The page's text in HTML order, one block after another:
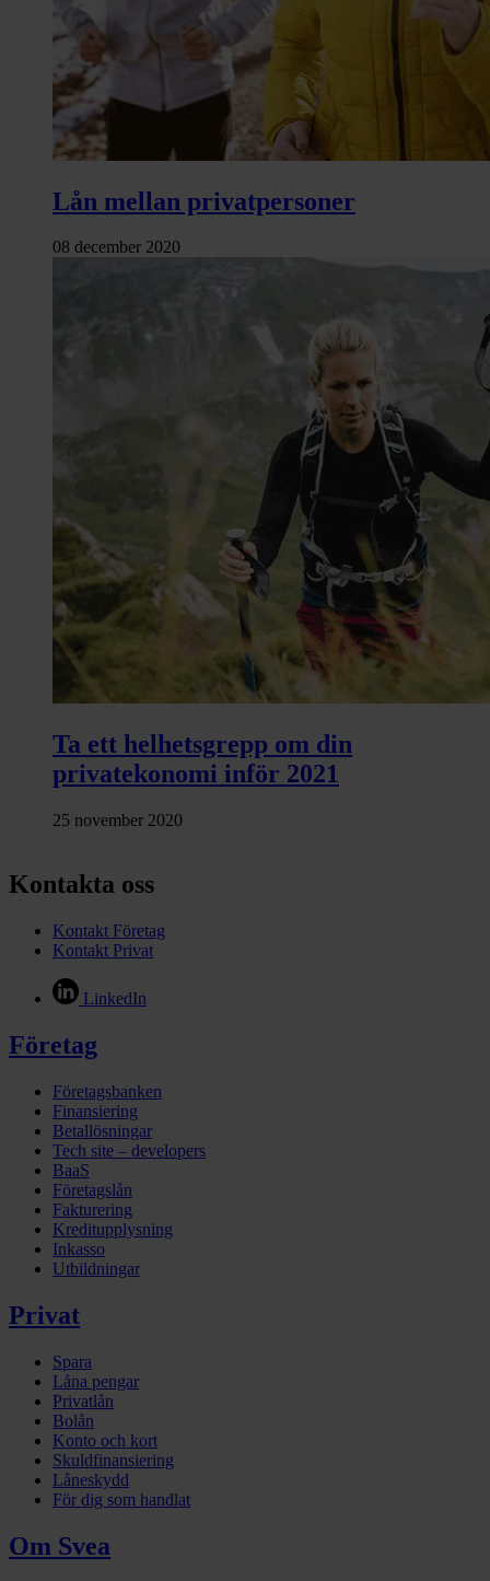
Lån mellan privatpersoner
08 december 2020
Ta ett helhetsgrepp om din
privatekonomi inför 2021
25 november 2020
Kontakta oss
Kontakt Företag
Kontakt Privat
LinkedIn
Företag
Företagsbanken
Finansiering
Betallösningar
Tech site – developers
BaaS
Företagslån
Fakturering
Kreditupplysning
Inkasso
Utbildningar
Privat
Spara
Låna pengar
Privatlån
Bolån
Konto och kort
Skuldfinansiering
Låneskydd
För dig som handlat
Om Svea